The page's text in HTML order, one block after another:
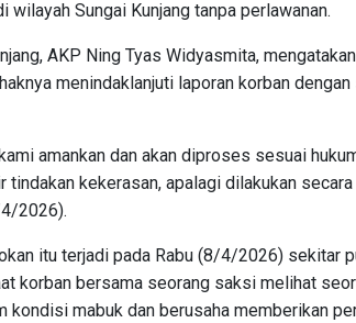
Sungai Kunjang tanpa perlawanan.
AKP Ning Tyas Widyasmita,
menindaklanjuti laporan korban dengan
amankan dan akan diproses sesuai
tindakan kekerasan, apalagi dilakukan
2026).
itu terjadi pada Rabu (8/4/2026) sekitar
korban bersama seorang saksi melihat
kondisi mabuk dan berusaha memberikan